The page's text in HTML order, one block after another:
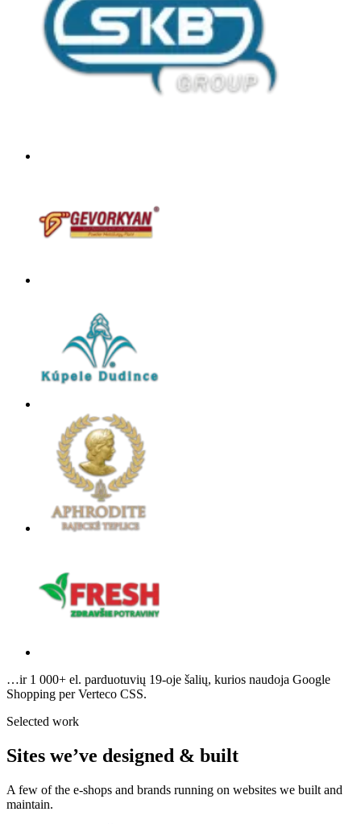
…ir 1 000+ el. parduotuvių 19-oje šalių, kurios naudoja Google
Shopping per Verteco CSS.
Selected work
Sites we’ve designed & built
A few of the e-shops and brands running on websites we built and
maintain.